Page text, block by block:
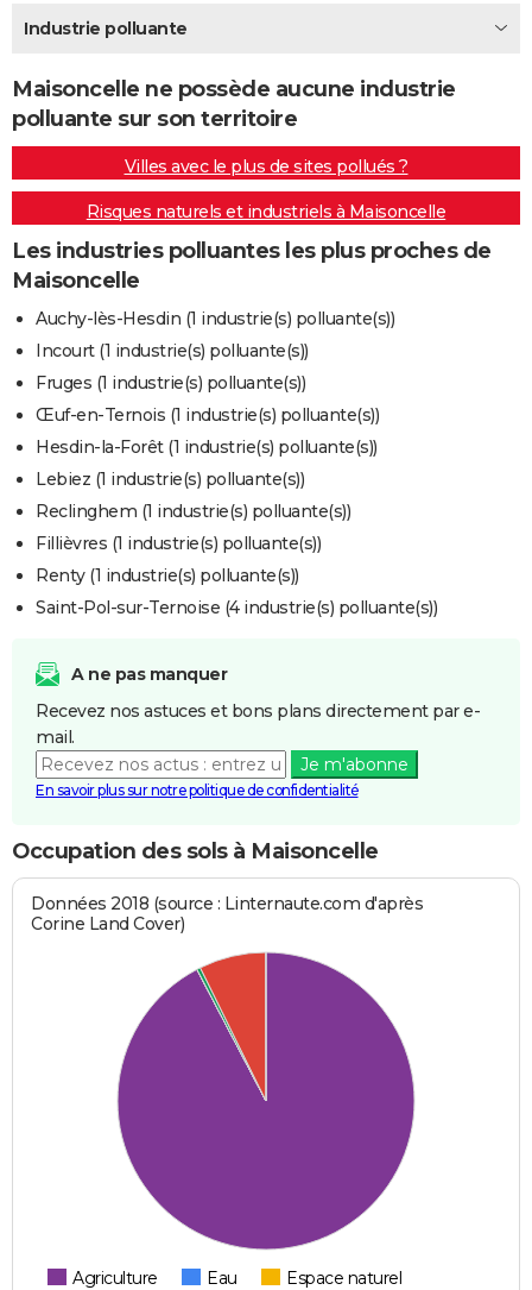
Destinations
City break
Voyage nature
Voyage de noces
Forum
Climat
+PHOTO
GUIDES D'ACHAT
BONS PLANS
CARTE DE VOEUX
Carte de Noël
Carte Bonne année
Carte Saint-Valentin
Carte Pâques
Carte d'anniversaire
DICTIONNAIRE
Dictionnaire
Biographies
Citations
Expressions
Proverbes
PROGRAMME TV
COPAINS D'AVANT
S'inscrire
Se connecter
Lycées
Collèges
Primaires
Universités
Entreprises
Service militaire
Avis de recherche
AVIS DE DÉCÈS
FORUM
Bricolage
Lifestyle
Culture
Sport
Auto
Television
Voyage
Cinema
Industrie polluante
Maisoncelle ne possède aucune industrie
polluante sur son territoire
Villes avec le plus de sites pollués ?
Risques naturels et industriels à Maisoncelle
Les industries polluantes les plus proches de
Maisoncelle
Auchy-lès-Hesdin (1 industrie(s) polluante(s))
Incourt (1 industrie(s) polluante(s))
Fruges (1 industrie(s) polluante(s))
Œuf-en-Ternois (1 industrie(s) polluante(s))
Hesdin-la-Forêt (1 industrie(s) polluante(s))
Lebiez (1 industrie(s) polluante(s))
Reclinghem (1 industrie(s) polluante(s))
Fillièvres (1 industrie(s) polluante(s))
Renty (1 industrie(s) polluante(s))
Saint-Pol-sur-Ternoise (4 industrie(s) polluante(s))
A ne pas manquer
Recevez nos astuces et bons plans directement par e-
mail.
Je m'abonne
En savoir plus sur notre politique de confidentialité
Occupation des sols à Maisoncelle
Données 2018 (source : Linternaute.com d'après
Corine Land Cover)
Agriculture Eau
Espace naturel